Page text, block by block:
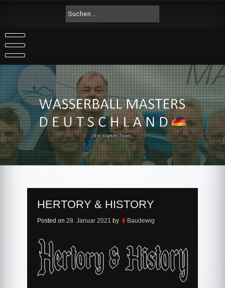
nach:
Ein starkes Team
HERTORY & HISTORY
Posted on 28. Januar 2021 by Baudewig